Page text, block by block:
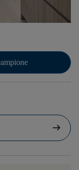
arrow_right_alt